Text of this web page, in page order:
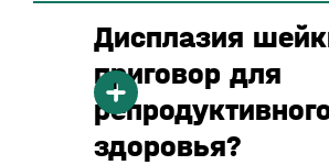
Дисплазия
приговор для
здоровья?